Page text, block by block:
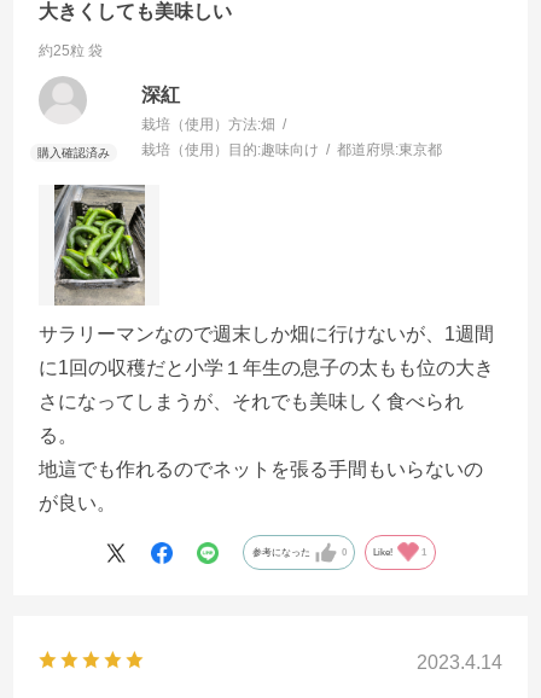
大きくしても美味しい
約25粒 袋
深紅
栽培（使用）方法:畑
栽培（使用）目的:趣味向け 都道府県:東京都
サラリーマンなので週末しか畑に行けないが、1週間
に1回の収穫だと小学１年生の息子の太もも位の大き
さになってしまうが、それでも美味しく食べられ
る。
地這でも作れるのでネットを張る手間もいらないの
が良い。
参考になった 0 Like! 1
2023.4.14